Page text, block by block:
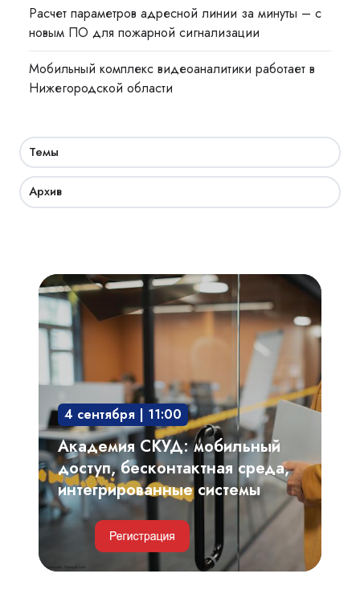
Расчет параметров адресной линии за минуты – с
новым ПО для пожарной сигнализации
Мобильный комплекс видеоаналитики работает в
Нижегородской области
Темы
Архив
Академия
СКУД:
мобильный
доступ,
бесконтактная
интегрированные
системы
4 сентября | 11:00
Академия СКУД: мобильный
доступ, бесконтактная среда,
интегрированные системы